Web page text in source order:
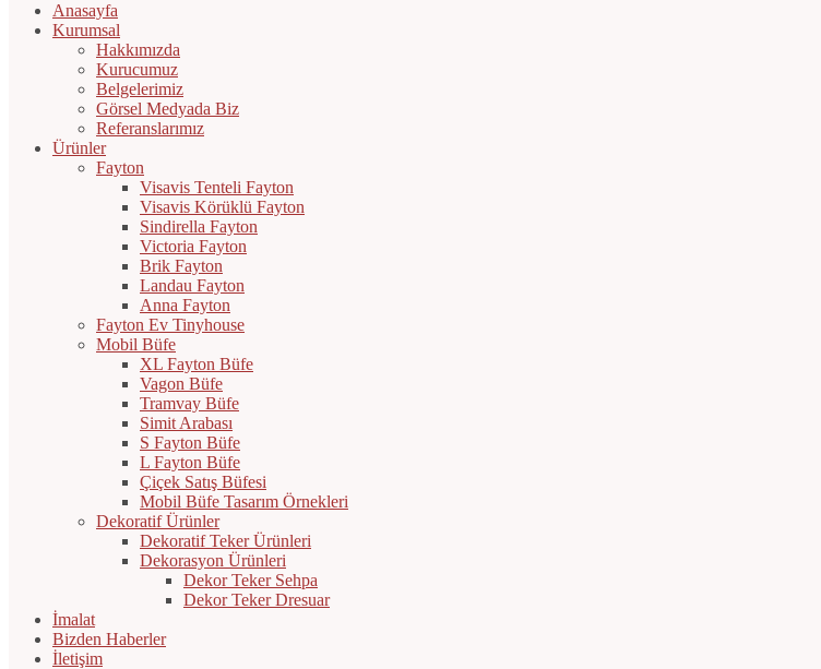
Anasayfa
Kurumsal
Hakkımızda
Kurucumuz
Belgelerimiz
Görsel Medyada Biz
Referanslarımız
Ürünler
Fayton
Visavis Tenteli Fayton
Visavis Körüklü Fayton
Sindirella Fayton
Victoria Fayton
Brik Fayton
Landau Fayton
Anna Fayton
Fayton Ev Tinyhouse
Mobil Büfe
XL Fayton Büfe
Vagon Büfe
Tramvay Büfe
Simit Arabası
S Fayton Büfe
L Fayton Büfe
Çiçek Satış Büfesi
Mobil Büfe Tasarım Örnekleri
Dekoratif Ürünler
Dekoratif Teker Ürünleri
Dekorasyon Ürünleri
Dekor Teker Sehpa
Dekor Teker Dresuar
İmalat
Bizden Haberler
İletişim